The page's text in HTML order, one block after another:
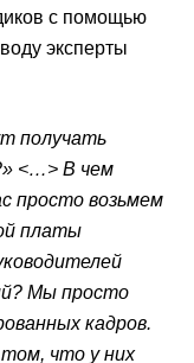
с помощью
эксперты
получать
<…> В чем
просто возьмем
платы
Мы просто
кадров.
что у них